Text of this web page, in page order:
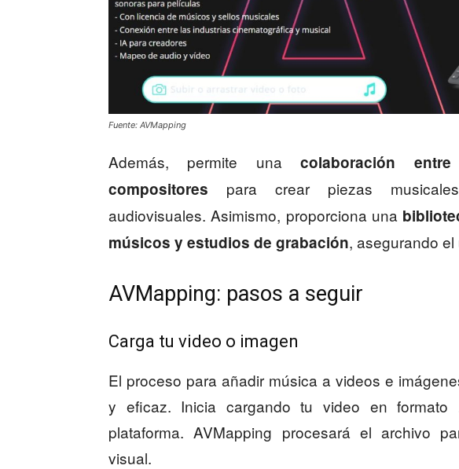
Fuente: AVMapping
Además, permite unacolaboración
compositores para crear piezas
audiovisuales. Asimismo, proporciona una
músicos y estudios de grabación, asegurando
AVMapping: pasos a seguir
Carga tu video o imagen
El proceso para añadir música a videos e
y eficaz. Inicia cargando tu video en
plataforma. AVMapping procesará el archivo
visual.